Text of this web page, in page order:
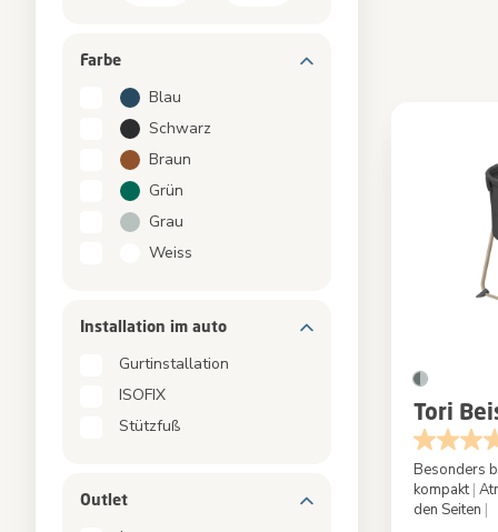
Sets
Ersatzteile
Tori
Besonders
kompakt |
den Seiten |
Farbe
Blau
Schwarz
Braun
Grün
Grau
Weiss
Installation im auto
Gurtinstallation
ISOFIX
Stützfuß
Outlet